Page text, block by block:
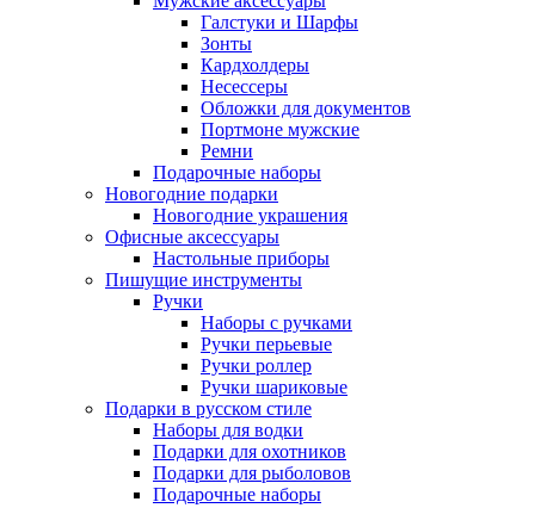
Галстуки и Шарфы
Зонты
Кардхолдеры
Несессеры
Обложки для документов
Портмоне мужские
Ремни
Подарочные наборы
Новогодние подарки
Новогодние украшения
Офисные аксессуары
Настольные приборы
Пишущие инструменты
Ручки
Наборы с ручками
Ручки перьевые
Ручки роллер
Ручки шариковые
Подарки в русском стиле
Наборы для водки
Подарки для охотников
Подарки для рыболовов
Подарочные наборы